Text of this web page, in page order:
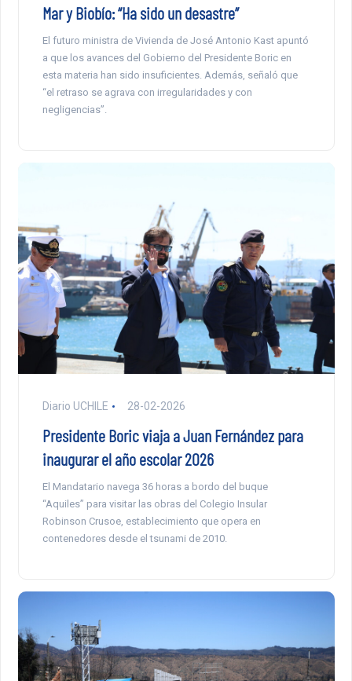
Mar y Biobío: “Ha sido un desastre”
El futuro ministra de Vivienda de José Antonio Kast apuntó
a que los avances del Gobierno del Presidente Boric en
esta materia han sido insuficientes. Además, señaló que
“el retraso se agrava con irregularidades y con
negligencias”.
Diario UCHILE 28-02-2026
Presidente Boric viaja a Juan Fernández para
inaugurar el año escolar 2026
El Mandatario navega 36 horas a bordo del buque
“Aquiles” para visitar las obras del Colegio Insular
Robinson Crusoe, establecimiento que opera en
contenedores desde el tsunami de 2010.